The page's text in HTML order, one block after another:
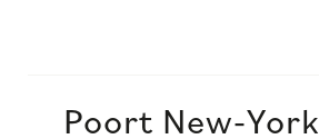
Poort New-York